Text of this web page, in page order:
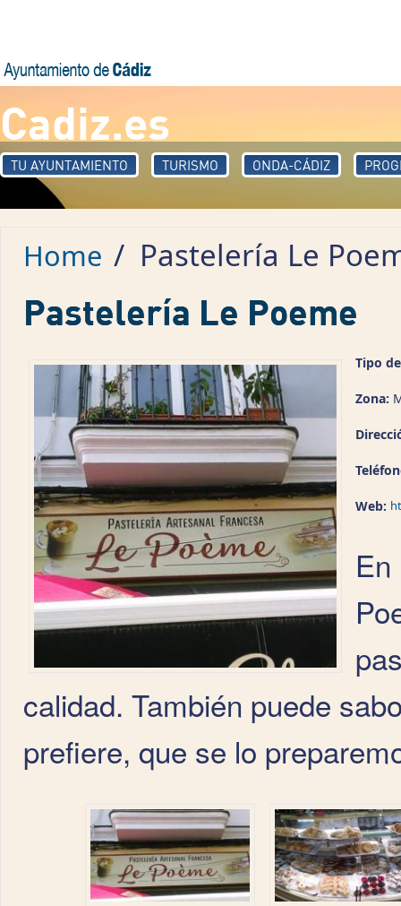
Cadiz.es
TU AYUNTAMIENTO TURISMO ONDA-CÁDIZ
Home / Pastelería Le
Pastelería Le Poeme
Tipo
Zona:
Web:
calidad. También puede
prefiere, que se lo